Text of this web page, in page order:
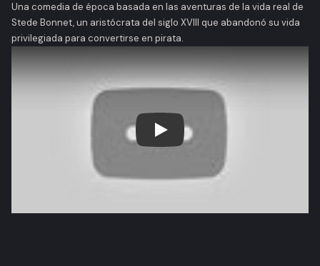
Una comedia de época basada en las aventuras de la vida real de
Stede Bonnet, un aristócrata del siglo XVIII que abandonó su vida
privilegiada para convertirse en pirata.
Play